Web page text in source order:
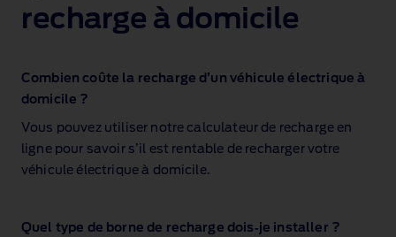
recharge à domicile
Combien coûte la recharge d’un véhicule électrique à
domicile ?
Vous pouvez utiliser notre calculateur de recharge en
ligne pour savoir s’il est rentable de recharger votre
véhicule électrique à domicile.
Quel type de borne de recharge dois‑je installer ?